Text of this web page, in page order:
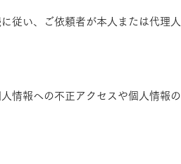
従い、ご依頼者が本人または代理人
情報への不正アクセスや個人情報の